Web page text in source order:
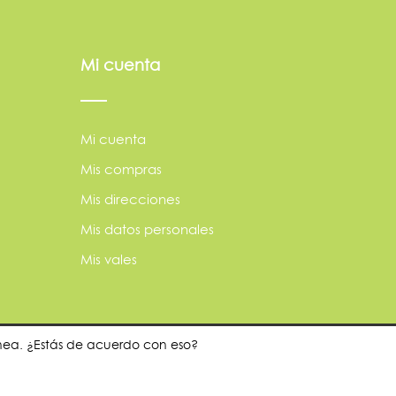
¿Estás de acuerdo con eso?
Mi cuenta
Mi cuenta
Mis compras
Mis direcciones
Mis datos personales
Mis vales